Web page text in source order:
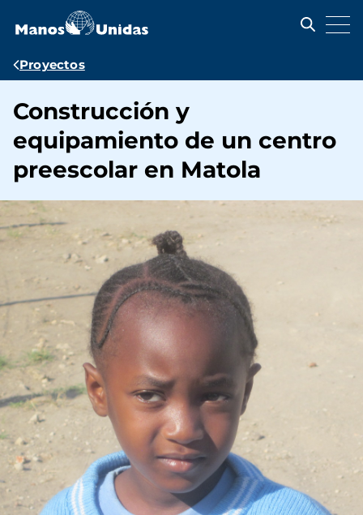
contenido
Ruta
navegación
Proyectos
Construcción y
equipamiento de un centro
preescolar en Matola